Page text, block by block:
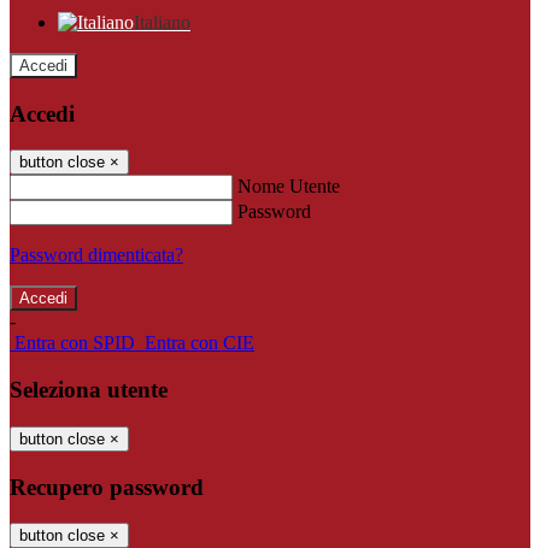
Italiano
Accedi
Accedi
button close ×
Nome Utente
Password
Password dimenticata?
-
Entra con SPID Entra con CIE
Seleziona utente
button close ×
Recupero password
button close ×